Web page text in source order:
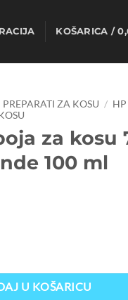
KOŠARICA /
PREPARATI ZA KOSU /
za kosu
100 ml
U KOŠARICU